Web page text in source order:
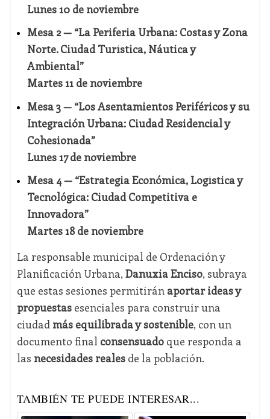
Lunes 10 de noviembre
Mesa 2 — “La Periferia Urbana: Costas y Zona
Norte. Ciudad Turística, Náutica y
Ambiental”
Martes 11 de noviembre
Mesa 3 — “Los Asentamientos Periféricos y su
Integración Urbana: Ciudad Residencial y
Cohesionada”
Lunes 17 de noviembre
Mesa 4 — “Estrategia Económica, Logística y
Tecnológica: Ciudad Competitiva e
Innovadora”
Martes 18 de noviembre
La responsable municipal de Ordenación y
Planificación Urbana, Danuxia Enciso, subraya
que estas sesiones permitirán aportar ideas y
propuestasesenciales para construir una
ciudad más equilibrada y sostenible, con un
documento final consensuadoque responda a
las necesidades realesde la población.
TAMBIÉN TE PUEDE INTERESAR...